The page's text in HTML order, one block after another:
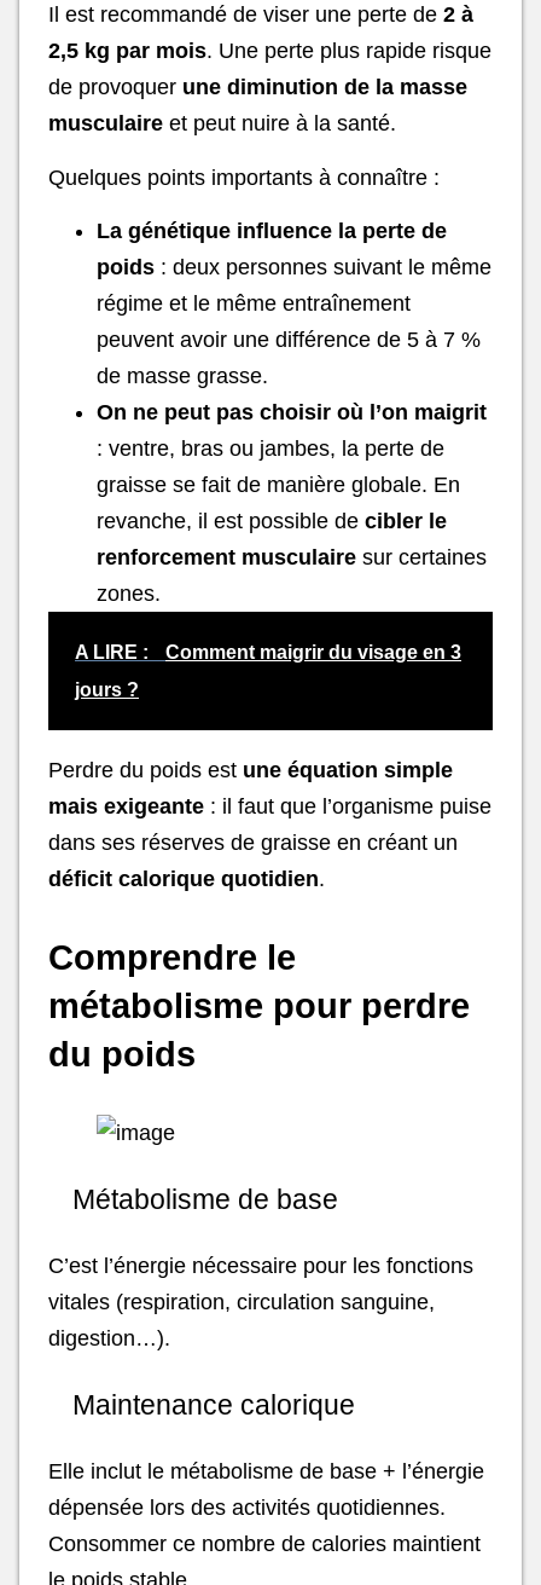
Il est recommandé de viser une perte de 2 à
2,5 kg par mois. Une perte plus rapide risque
de provoquer une diminution de la masse
musculaire et peut nuire à la santé.
Quelques points importants à connaître :
La génétique influence la perte de
poids : deux personnes suivant le même
régime et le même entraînement
peuvent avoir une différence de 5 à 7 %
de masse grasse.
On ne peut pas choisir où l’on maigrit
: ventre, bras ou jambes, la perte de
graisse se fait de manière globale. En
revanche, il est possible de cibler le
renforcement musculaire sur certaines
zones.
A LIRE :
Comment maigrir du visage en 3
jours ?
Perdre du poids est une équation simple
mais exigeante : il faut que l’organisme puise
dans ses réserves de graisse en créant un
déficit calorique quotidien.
Comprendre le
métabolisme pour perdre
du poids
Métabolisme de base
C’est l’énergie nécessaire pour les fonctions
vitales (respiration, circulation sanguine,
digestion…).
Maintenance calorique
Elle inclut le métabolisme de base + l’énergie
dépensée lors des activités quotidiennes.
Consommer ce nombre de calories maintient